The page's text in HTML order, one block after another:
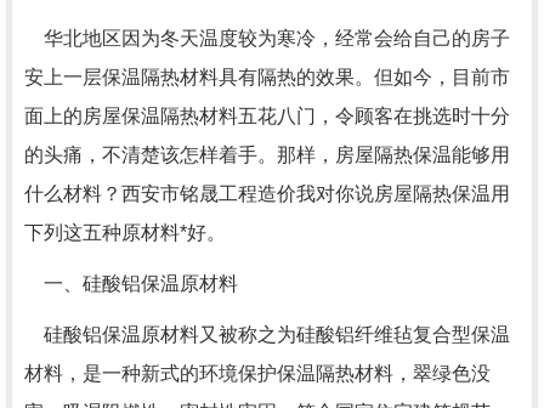
华北地区因为冬天温度较为寒冷，经常会给自己的房子
安上一层保温隔热材料具有隔热的效果。但如今，目前市
面上的房屋保温隔热材料五花八门，令顾客在挑选时十分
的头痛，不清楚该怎样着手。那样，房屋隔热保温能够用
什么材料？西安市铭晟工程造价我对你说房屋隔热保温用
下列这五种原材料*好。
一、硅酸铝保温原材料
硅酸铝保温原材料又被称之为硅酸铝纤维毡复合型保温
材料，是一种新式的环境保护保温隔热材料，翠绿色没